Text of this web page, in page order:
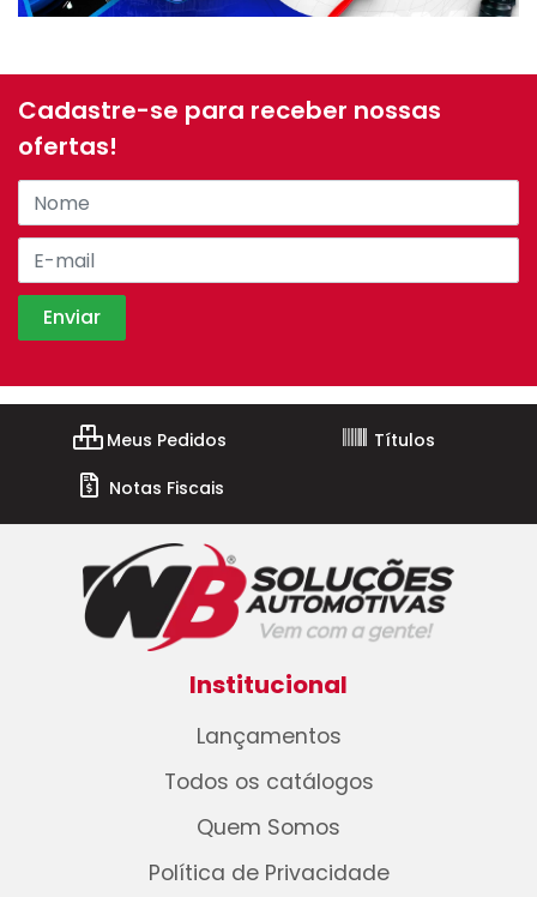
Cadastre-se para receber nossas
ofertas!
Meus Pedidos
Títulos
Notas Fiscais
Institucional
Lançamentos
Todos os catálogos
Quem Somos
Política de Privacidade